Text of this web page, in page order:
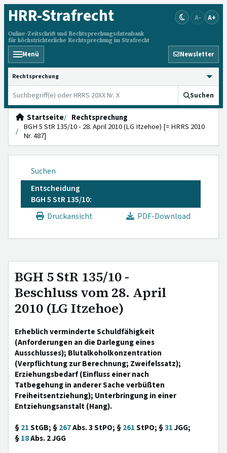
HRR-Strafrecht
Online-Zeitschrift und Rechtsprechungsdatenbank
für höchstrichterliche Rechtsprechung im Strafrecht
A- A+
Menü Newsletter
HRRS durchsuchen
Suchen
Startseite
Rechtsprechung
BGH 5 StR 135/10 - 28. April 2010 (LG Itzehoe) [= HRRS 2010
Nr. 487]
Suchen
Entscheidung
BGH 5 StR 135/10:
Druckansicht
PDF-Download
BGH 5 StR 135/10 -
Beschluss vom 28. April
2010 (LG Itzehoe)
Erheblich verminderte Schuldfähigkeit
(Anforderungen an die Darlegung eines
Ausschlusses); Blutalkoholkonzentration
(Verpflichtung zur Berechnung; Zweifelssatz);
Erziehungsbedarf (Einfluss einer nach
Tatbegehung in anderer Sache verbüßten
Freiheitsentziehung); Unterbringung in einer
Entziehungsanstalt (Hang).
§21StGB; §267Abs. 3 StPO; §261StPO; §31JGG;
§18Abs. 2 JGG